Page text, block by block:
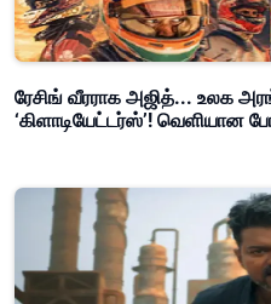
ரேசிங் வீரராக அஜித்... உலக
‘கிளாடியேட்டர்ஸ்’! வெளியான